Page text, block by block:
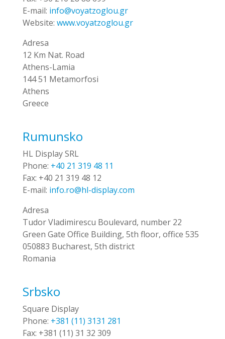
E-mail: info@voyatzoglou.gr
Website: www.voyatzoglou.gr
Adresa
12 Km Nat. Road
Athens-Lamia
144 51 Metamorfosi
Athens
Greece
Rumunsko
HL Display SRL
Phone: +40 21 319 48 11
Fax: +40 21 319 48 12
E-mail: info.ro@hl-display.com
Adresa
Tudor Vladimirescu Boulevard, number 22
Green Gate Office Building, 5th floor, office 535
050883 Bucharest, 5th district
Romania
Srbsko
Square Display
Phone: +381 (11) 3131 281
Fax: +381 (11) 31 32 309